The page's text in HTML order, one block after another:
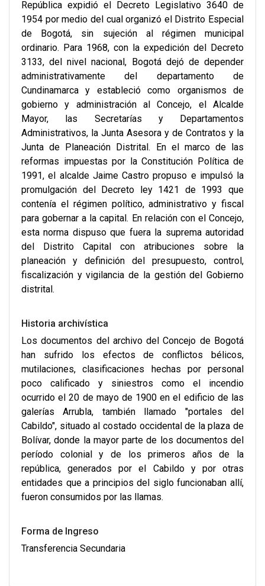
República expidió el Decreto Legislativo 3640 de
1954 por medio del cual organizó el Distrito Especial
de Bogotá, sin sujeción al régimen municipal
ordinario. Para 1968, con la expedición del Decreto
3133, del nivel nacional, Bogotá dejó de depender
administrativamente del departamento de
Cundinamarca y estableció como organismos de
gobierno y administración al Concejo, el Alcalde
Mayor, las Secretarías y Departamentos
Administrativos, la Junta Asesora y de Contratos y la
Junta de Planeación Distrital. En el marco de las
reformas impuestas por la Constitución Política de
1991, el alcalde Jaime Castro propuso e impulsó la
promulgación del Decreto ley 1421 de 1993 que
contenía el régimen político, administrativo y fiscal
para gobernar a la capital. En relación con el Concejo,
esta norma dispuso que fuera la suprema autoridad
del Distrito Capital con atribuciones sobre la
planeación y definición del presupuesto, control,
fiscalización y vigilancia de la gestión del Gobierno
distrital.
Historia archivística
Los documentos del archivo del Concejo de Bogotá
han sufrido los efectos de conflictos bélicos,
mutilaciones, clasificaciones hechas por personal
poco calificado y siniestros como el incendio
ocurrido el 20 de mayo de 1900 en el edificio de las
galerías Arrubla, también llamado "portales del
Cabildo", situado al costado occidental de la plaza de
Bolívar, donde la mayor parte de los documentos del
período colonial y de los primeros años de la
república, generados por el Cabildo y por otras
entidades que a principios del siglo funcionaban allí,
fueron consumidos por las llamas.
Forma de Ingreso
Transferencia Secundaria